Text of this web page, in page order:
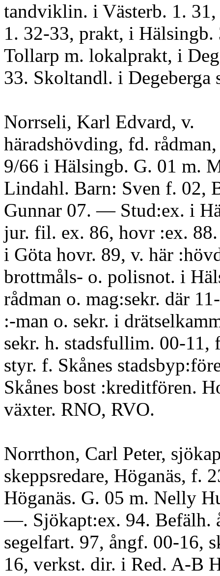
tandviklin. i Västerb. 1.
1. 32-33, prakt, i Hälsingb.
Tollarp m. lokalprakt, i
33. Skoltandl. i Degeberga
Norrseli, Karl Edvard, v.
häradshövding, fd.
9/66 i Hälsingb. G. 01 m.
Lindahl. Barn: Sven f. 02,
Gunnar 07. — Stud:ex. i
jur. fil. ex. 86, hovr :ex.
i Göta hovr. 89, v. här
brottmåls- o. polisnot. i
rådman o. mag:sekr. där
:-man o. sekr. i
sekr. h. stadsfullim. 00-11,
styr. f. Skånes
Skånes bost :kreditfören.
växter. RNO, RVO.
Norrthon, Carl Peter,
skeppsredare, Höganäs, f.
Höganäs. G. 05 m. Nelly
—. Sjökapt:ex. 94. Befälh.
segelfart. 97, ångf. 00-16,
16, verkst. dir. i Red. A-B